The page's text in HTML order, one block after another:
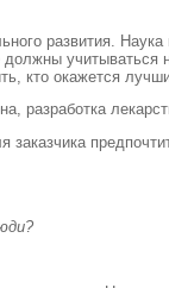
развития.
кто окажется
разработка